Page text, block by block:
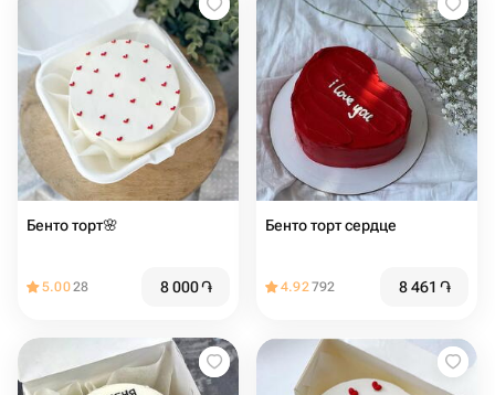
Бенто торт🌸
5.0028 8 000֏
Бенто торт сердце
4.92792 8 461 ֏